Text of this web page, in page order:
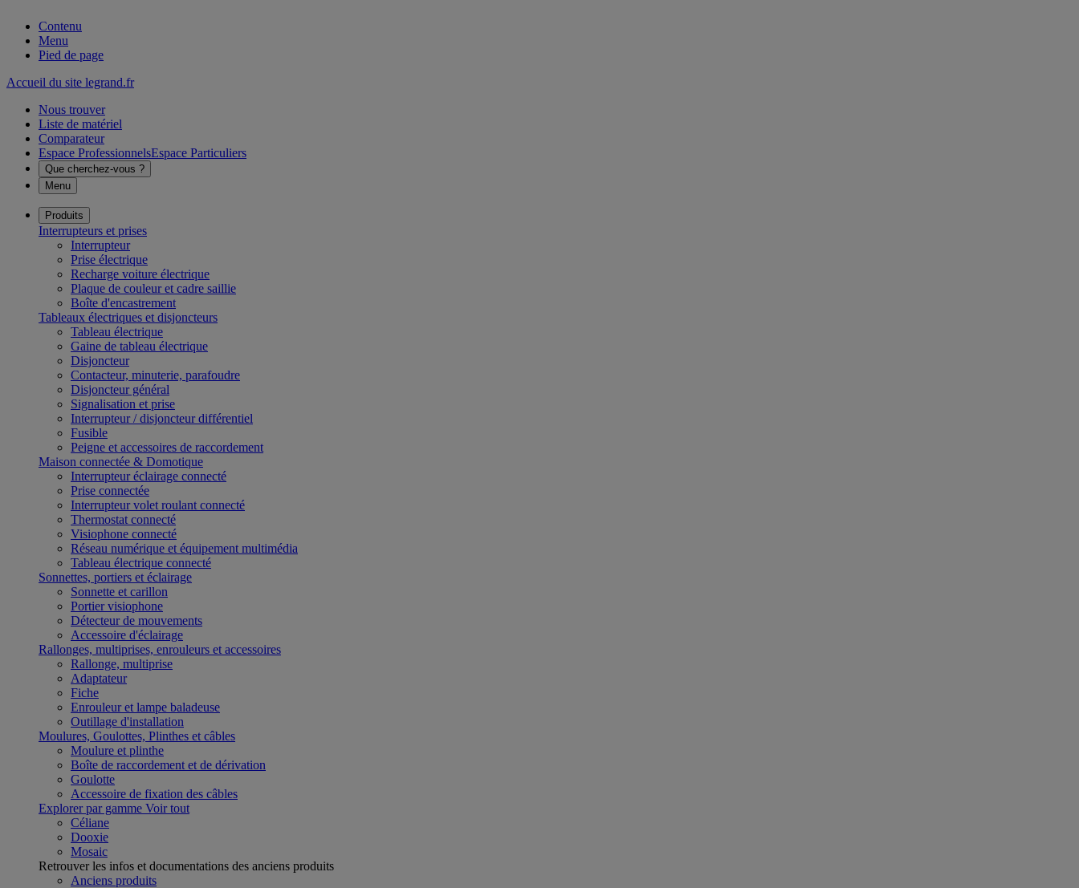
Contenu
Menu
Pied de page
Accueil du site legrand.fr
Nous trouver
Liste de matériel
Comparateur
Espace ProfessionnelsEspace Particuliers
Que cherchez-vous ?
Menu
Produits
Interrupteurs et prises
Interrupteur
Prise électrique
Recharge voiture électrique
Plaque de couleur et cadre saillie
Boîte d'encastrement
Tableaux électriques et disjoncteurs
Tableau électrique
Gaine de tableau électrique
Disjoncteur
Contacteur, minuterie, parafoudre
Disjoncteur général
Signalisation et prise
Interrupteur / disjoncteur différentiel
Fusible
Peigne et accessoires de raccordement
Maison connectée & Domotique
Interrupteur éclairage connecté
Prise connectée
Interrupteur volet roulant connecté
Thermostat connecté
Visiophone connecté
Réseau numérique et équipement multimédia
Tableau électrique connecté
Sonnettes, portiers et éclairage
Sonnette et carillon
Portier visiophone
Détecteur de mouvements
Accessoire d'éclairage
Rallonges, multiprises, enrouleurs et accessoires
Rallonge, multiprise
Adaptateur
Fiche
Enrouleur et lampe baladeuse
Outillage d'installation
Moulures, Goulottes, Plinthes et câbles
Moulure et plinthe
Boîte de raccordement et de dérivation
Goulotte
Accessoire de fixation des câbles
Explorer par gamme Voir tout
Céliane
Dooxie
Mosaic
Retrouver les infos et documentations des anciens produits
Anciens produits